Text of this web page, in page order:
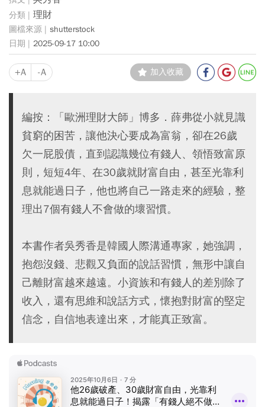
理財
shutterstock
2025-09-17 10:00
+A -A 加入收藏
編按：「歐洲理財大師」博多．薛弗從小就見識
貧窮的困苦，讓他決心要成為富翁，卻在26歲
欠一屁股債，直到認識幾位有錢人、領悟致富原
則，短短4年、在30歲就財富自由，甚至光靠利
息就能過日子，他也將自己一路走來的經驗，整
理出7個有錢人不會做的壞習慣。
本書作者吳秀香是韓國人際溝通專家，她強調，
抱怨沒錢、悲觀又負面的說話習慣，無形中讓自
己離財富越來越遠。小資族和有錢人的差別除了
收入，還有思維和說話方式，懷抱對財富的堅定
信念，自信地表達出來，才能真正致富。